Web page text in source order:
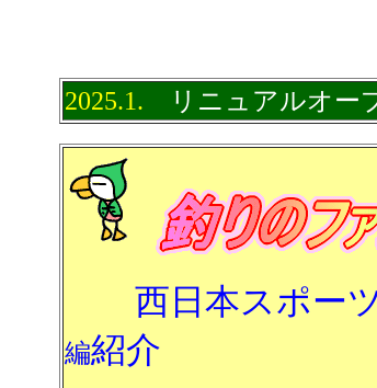
2025.1. リニュアルオー
西日本スポー
編紹介